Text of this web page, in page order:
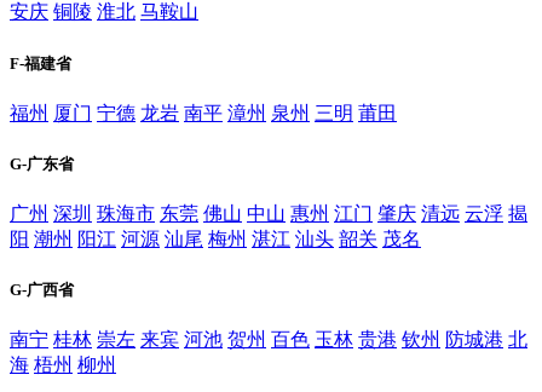
安庆 铜陵 淮北 马鞍山
F-福建省
福州 厦门 宁德 龙岩 南平 漳州 泉州 三明 莆田
G-广东省
广州 深圳 珠海市 东莞 佛山 中山 惠州 江门 肇庆 清远 云浮 揭
阳 潮州 阳江 河源 汕尾 梅州 湛江 汕头 韶关 茂名
G-广西省
南宁 桂林 崇左 来宾 河池 贺州 百色 玉林 贵港 钦州 防城港 北
海 梧州 柳州